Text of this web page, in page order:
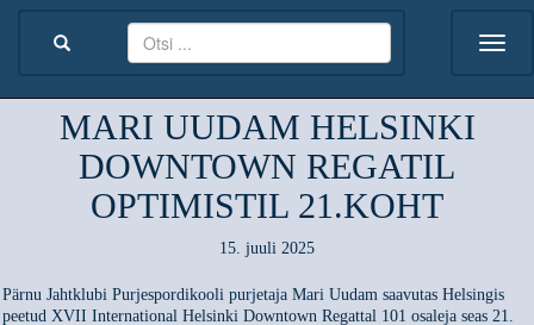
MARI UUDAM HELSINKI
DOWNTOWN REGATIL
OPTIMISTIL 21.KOHT
15. juuli 2025
Pärnu Jahtklubi Purjespordikooli purjetaja Mari Uudam saavutas Helsingis
peetud XVII International Helsinki Downtown Regattal 101 osaleja seas 21.